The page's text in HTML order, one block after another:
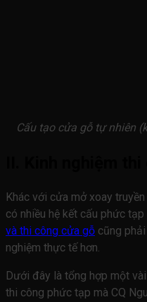
Cấu tạo cửa gỗ tự nhiên
Khác với cửa mở xoay
có nhiều hệ kết cấu phức
và thi công cửa gỗ cũng
nghiệm thực tế hơn.
Dưới đây là tổng hợp một
thi công phức tạp mà CQ